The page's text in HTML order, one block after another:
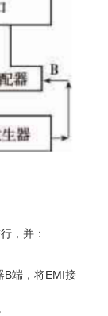
，并：
B端，将EMI接